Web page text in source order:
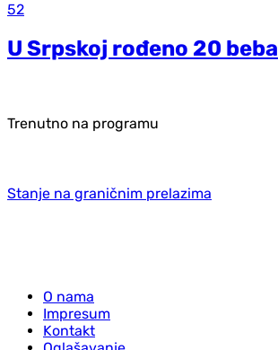
52
U Srpskoj rođeno 20 beba
Trenutno na programu
Stanje na graničnim prelazima
O nama
Impresum
Kontakt